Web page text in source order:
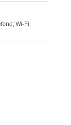
Wi-Fi;